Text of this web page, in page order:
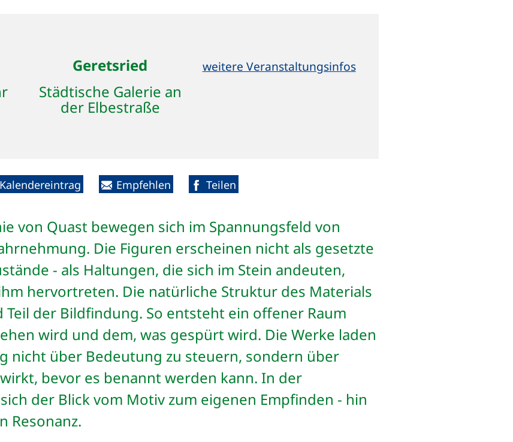
Geretsried
Städtische Galerie an
der Elbestraße
weitere Veranstaltungsinfos
Kalendereintrag Empfehlen Teilen
von Quast bewegen sich im Spannungsfeld von
Die Figuren erscheinen nicht als gesetzte
- als Haltungen, die sich im Stein andeuten,
hervortreten. Die natürliche Struktur des Materials
der Bildfindung. So entsteht ein offener Raum
wird und dem, was gespürt wird. Die Werke laden
nicht über Bedeutung zu steuern, sondern über
bevor es benannt werden kann. In der
der Blick vom Motiv zum eigenen Empfinden - hin
Resonanz.